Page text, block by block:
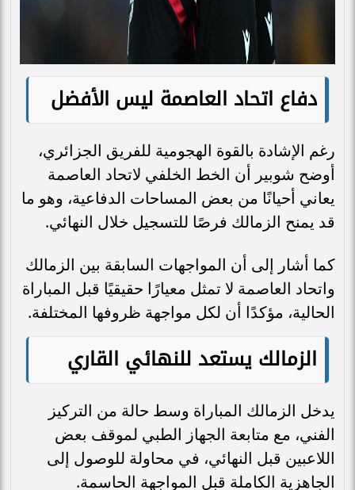
دفاع اتحاد العاصمة ليس الأفضل
رغم الإشادة بالقوة الهجومية للفريق الجزائري،
أوضح شوبير أن الخط الخلفي لاتحاد العاصمة
يعاني أحيانًا من بعض المساحات الدفاعية، وهو ما
قد يمنح الزمالك فرصًا للتسجيل خلال النهائي.
كما أشار إلى أن المواجهات السابقة بين الزمالك
واتحاد العاصمة لا تمثل معيارًا حقيقيًا قبل المباراة
الحالية، مؤكدًا أن لكل مواجهة ظروفها المختلفة.
الزمالك يستعد للنهائي القاري
يدخل الزمالك المباراة وسط حالة من التركيز
الفني، مع متابعة الجهاز الطبي لموقف بعض
اللاعبين قبل النهائي، في محاولة للوصول إلى
الجاهزية الكاملة قبل المواجهة الحاسمة.